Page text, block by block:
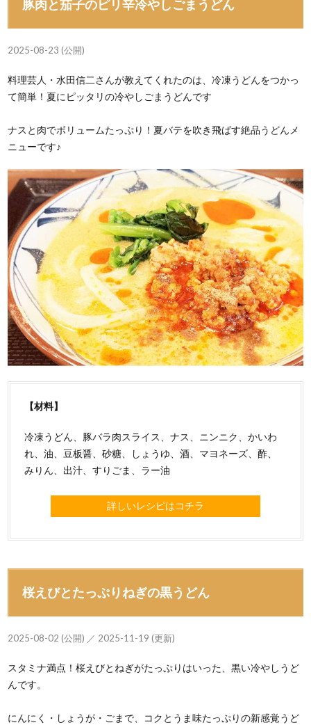
豚肉と茄子のピリ辛冷やしごまうどん
2025-08-23 (公開)
料理芸人・水田信二さんが教えてくれたのは、冷凍うどんをつかっ
て簡単！夏にピッタリの冷やしごまうどんです
ナスと肉でボリュームたっぷり！夏バテを吹き飛ばす絶品うどんメ
ニューです♪
【材料】
冷凍うどん、豚バラ肉スライス、ナス、ニンニク、かいわ
れ、油、豆板醤、砂糖、しょうゆ、酒、マヨネーズ、酢、
みりん、出汁、すりごま、ラー油
詳しいレシピはコチラ
桜えびとたっぷりねぎの黒うどん
2025-08-02 (公開) ／ 2025-11-19 (更新)
スタミナ満点！桜えびとねぎがたっぷりはいった、黒い冷やしうど
んです。
にんにく・しょうが・ごまで、コクとうま味たっぷりの新感覚うど